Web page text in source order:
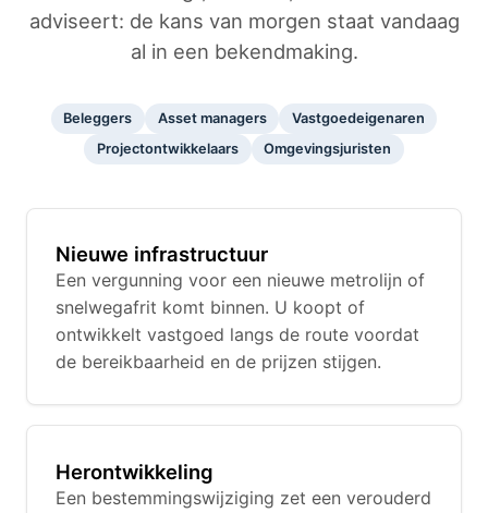
adviseert: de kans van morgen staat vandaag
al in een bekendmaking.
Beleggers Asset managers
Vastgoedeigenaren
Projectontwikkelaars
Omgevingsjuristen
Nieuwe infrastructuur
Een vergunning voor een nieuwe metrolijn of
snelwegafrit komt binnen. U koopt of
ontwikkelt vastgoed langs de route voordat
de bereikbaarheid en de prijzen stijgen.
Herontwikkeling
Een bestemmingswijziging zet een verouderd